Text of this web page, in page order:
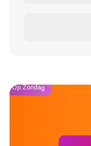
Op Zondag